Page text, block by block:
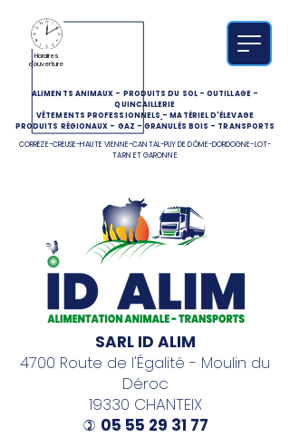
ALIMENTS ANIMAUX - PRODUITS DU SOL-OUTILLAGE-
QUINCAILLERIE
VÊTEMENTS PROFESSIONNELS -MATÉRIEL D'ÉLEVAGE
PRODUITS RÉGIONAUX - GAZ -GRANULÉS BOIS - TRANSPORTS
CORRÈZE-CREUSE-HAUTE VIENNE-CANTAL-PUY DE DÔME-DORDOGNE-LOT-
TARN ET GARONNE
Horaires
d'ouverture
SARL ID ALIM
4700 Route de l'Égalité - Moulin du
Déroc
19330 CHANTEIX
) 05 55 29 31 77